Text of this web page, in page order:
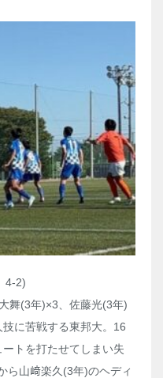
4-2)
(3年)×3、佐藤光(3年)
に苦戦する東邦大。16
トを打たせてしまい失
ら山﨑楽久(3年)のヘディ